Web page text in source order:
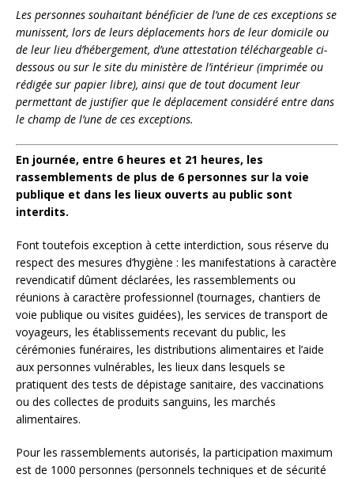
Les personnes souhaitant bénéficier de l’une de ces exceptions se
munissent, lors de leurs déplacements hors de leur domicile ou
de leur lieu d’hébergement, d’une attestation téléchargeable ci-
dessous ou sur le site du ministère de l’intérieur (imprimée ou
rédigée sur papier libre), ainsi que de tout document leur
permettant de justifier que le déplacement considéré entre dans
le champ de l’une de ces exceptions.
En journée, entre 6 heures et 21 heures, les
rassemblements de plus de 6 personnes sur la voie
publique et dans les lieux ouverts au public sont
interdits.
Font toutefois exception à cette interdiction, sous réserve du
respect des mesures d’hygiène : les manifestations à caractère
revendicatif dûment déclarées, les rassemblements ou
réunions à caractère professionnel (tournages, chantiers de
voie publique ou visites guidées), les services de transport de
voyageurs, les établissements recevant du public, les
cérémonies funéraires, les distributions alimentaires et l’aide
aux personnes vulnérables, les lieux dans lesquels se
pratiquent des tests de dépistage sanitaire, des vaccinations
ou des collectes de produits sanguins, les marchés
alimentaires.
Pour les rassemblements autorisés, la participation maximum
est de 1000 personnes (personnels techniques et de sécurité